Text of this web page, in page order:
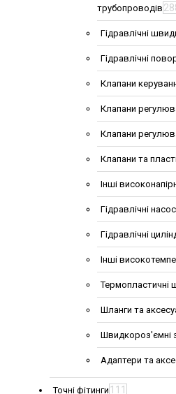
трубопроводів
Гідравлічні
Гідравлічні
Клапани
Клапани
Клапани
Клапани та
Інші
Гідравлічні
Гідравлічні
Інші
Термопластичні
Шланги та
Швидкороз'ємні
Адаптери та
Точні фітинги 111